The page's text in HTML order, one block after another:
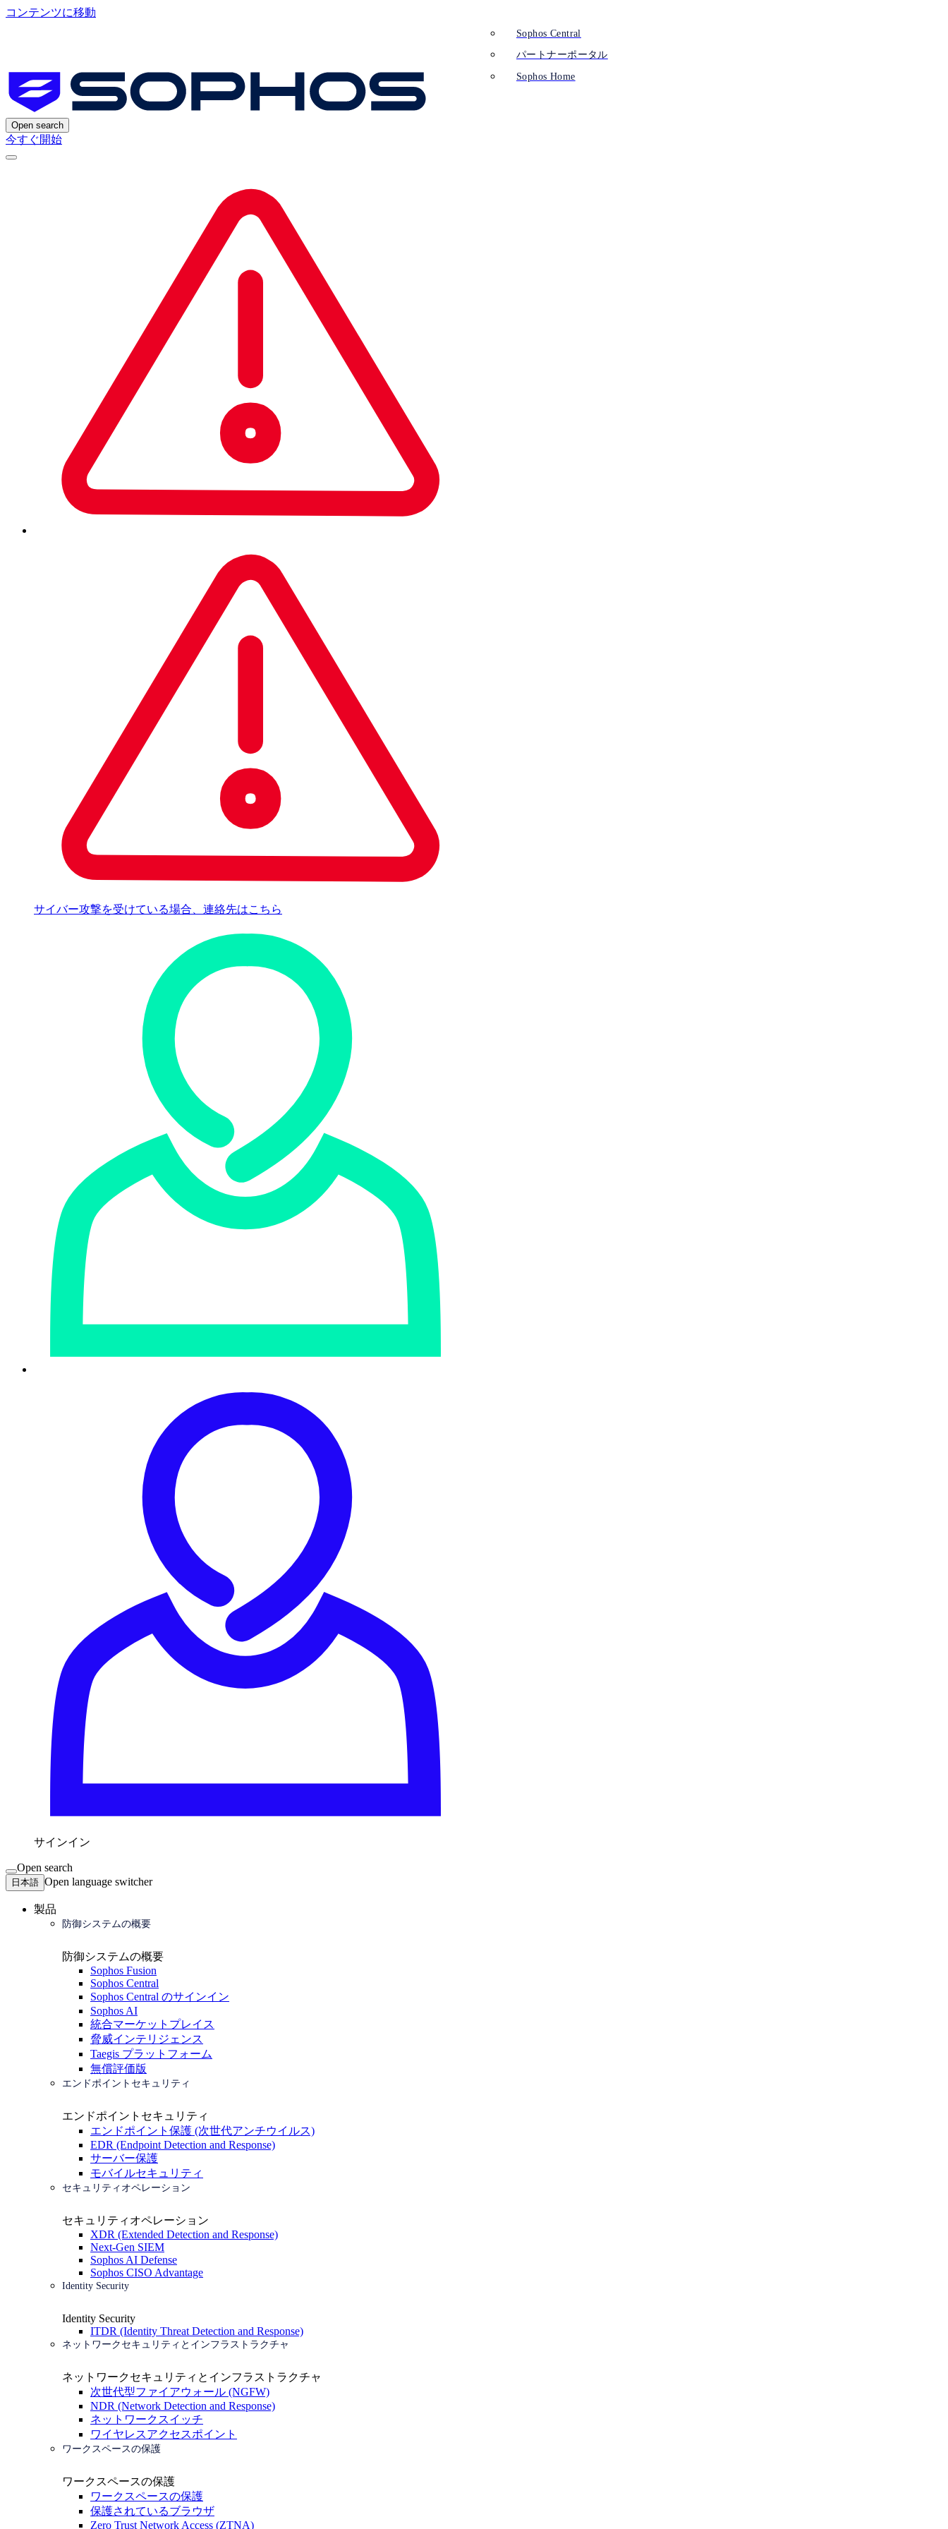
コンテンツに移動
Open search
今すぐ開始
サイバー攻撃を受けている場合、連絡先はこちら
サインイン
Sophos Central
パートナーポータル
Sophos Home
Open search
日本語 Open language switcher
製品
防御システムの概要
防御システムの概要
Sophos Fusion
Sophos Central
Sophos Central のサインイン
Sophos AI
統合マーケットプレイス
脅威インテリジェンス
Taegis プラットフォーム
無償評価版
エンドポイントセキュリティ
エンドポイントセキュリティ
エンドポイント保護 (次世代アンチウイルス)
EDR (Endpoint Detection and Response)
サーバー保護
モバイルセキュリティ
セキュリティオペレーション
セキュリティオペレーション
XDR (Extended Detection and Response)
Next-Gen SIEM
Sophos AI Defense
Sophos CISO Advantage
Identity Security
Identity Security
ITDR (Identity Threat Detection and Response)
ネットワークセキュリティとインフラストラクチャ
ネットワークセキュリティとインフラストラクチャ
次世代型ファイアウォール (NGFW)
NDR (Network Detection and Response)
ネットワークスイッチ
ワイヤレスアクセスポイント
ワークスペースの保護
ワークスペースの保護
ワークスペースの保護
保護されているブラウザ
Zero Trust Network Access (ZTNA)